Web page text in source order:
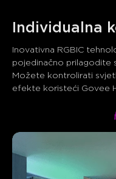
Individualna
Inovativna RGBIC
pojedinačno prilagodite
Možete kontrolirati
efekte koristeći Govee